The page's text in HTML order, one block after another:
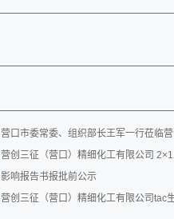
营口市委常委、组织部长王军一行莅临
营创三征（营口）精细化工有限公司
影响报告书报批前公示
营创三征（营口）精细化工有限公司tac